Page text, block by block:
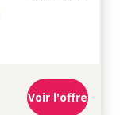
Voir l'offre